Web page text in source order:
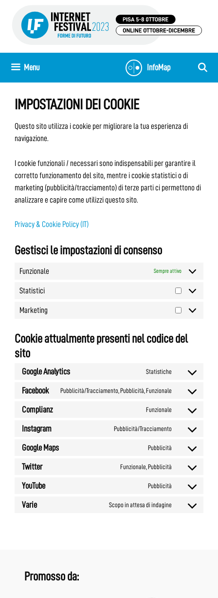
contenuto
InfoMap
Menu
IMPOSTAZIONI DEI COOKIE
Questo sito utilizza i cookie per migliorare la tua esperienza di
navigazione.
I cookie funzionali / necessari sono indispensabili per garantire il
corretto funzionamento del sito, mentre i cookie statistici o di
marketing (pubblicità/tracciamento) di terze parti ci permettono di
analizzare e capire come utilizzi questo sito.
Privacy & Cookie Policy (IT)
Gestisci le impostazioni di consenso
Funzionale Sempre attivo
Statistici
Marketing
Cookie attualmente presenti nel codice del
sito
Google Analytics Statistiche
Facebook Pubblicità/Tracciamento, Pubblicità, Funzionale
Complianz Funzionale
Instagram Pubblicità/Tracciamento
Google Maps Pubblicità
Twitter Funzionale, Pubblicità
YouTube Pubblicità
Varie Scopo in attesa di indagine
Promosso da: